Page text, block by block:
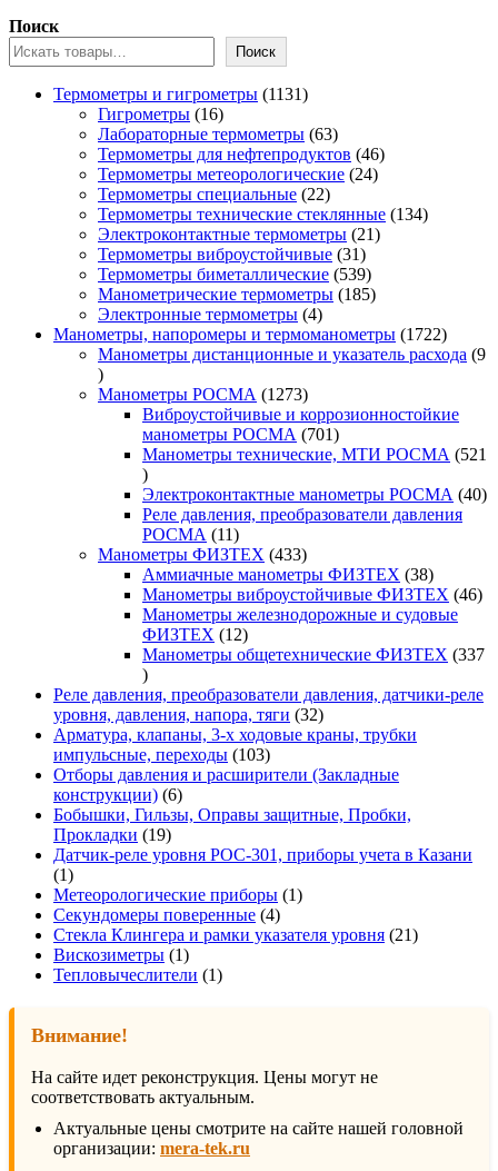
Поиск
Поиск
Термометры и гигрометры 11311131
Гигрометры 1616
товаров
Лабораторные термометры 6363
товара
Термометры для нефтепродуктов 4646
Термометры метеорологические 2424
Термометры специальные 2222
товара
Термометры технические стеклянные 134134
Электроконтактные термометры 2121
Термометры виброустойчивые 3131
товар
Термометры биметаллические 539539
товаров
Манометрические термометры 185185
Электронные термометры 44
товара
Манометры, напоромеры и термоманометры 17221722
товара
Манометры дистанционные и указатель расхода 9
9
товаров
Манометры РОСМА 12731273
товара
Виброустойчивые и коррозионностойкие
манометры РОСМА
701701
товар
Манометры технические, МТИ РОСМА
521
521
товар
Электроконтактные манометры РОСМА 4040
Реле давления, преобразователи давления
РОСМА
1111
товаров
Манометры ФИЗТЕХ 433433
товара
Аммиачные манометры ФИЗТЕХ 3838
товаров
Манометры виброустойчивые ФИЗТЕХ 4646
Манометры железнодорожные и судовые
ФИЗТЕХ
1212
товаров
Манометры общетехнические ФИЗТЕХ 337
337
товаров
Реле давления, преобразователи давления, датчики-реле
уровня, давления, напора, тяги 3232
товара
Арматура, клапаны, 3-х ходовые краны, трубки
импульсные, переходы 103103
товара
Отборы давления и расширители (Закладные
конструкции) 66
товаров
Бобышки, Гильзы, Оправы защитные, Пробки,
Прокладки
1919
товаров
Датчик-реле уровня РОС-301, приборы учета в Казани
11
товар
Метеорологические приборы 11
Секундомеры поверенные 44
товара
Стекла Клингера и рамки указателя уровня 2121
Вискозиметры 11
товар
Тепловычеслители 11
Внимание!
На сайте идет реконструкция. Цены могут не
соответствовать актуальным.
Актуальные цены смотрите на сайте нашей головной
организации: mera-tek.ru